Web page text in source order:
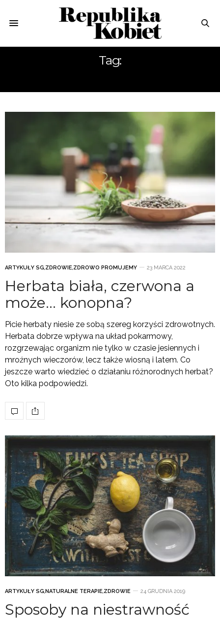
Tag:
ARTYKUŁY SG,ZDROWIE,ZDROWO PROMUJEMY 23 MARCA 2022
Herbata biała, czerwona a
może… konopna?
Picie herbaty niesie ze sobą szereg korzyści zdrowotnych.
Herbata dobrze wpływa na układ pokarmowy,
rozgrzewając organizm nie tylko w czasie jesiennych i
mroźnych wieczorów, lecz także wiosną i latem. Co
jeszcze warto wiedzieć o działaniu różnorodnych herbat?
Oto kilka podpowiedzi.
ARTYKUŁY SG,NATURALNE TERAPIE,ZDROWIE 24 GRUDNIA 2019
Sposoby na niestrawność